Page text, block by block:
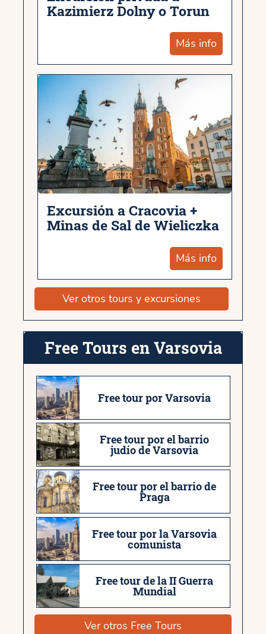
Kazimierz Dolny o Torun
Más info
Excursión a Cracovia +
Minas de Sal de Wieliczka
Más info
Ver otros tours y excursiones
Free Tours en Varsovia
Free tour por Varsovia
Free tour por el barrio
judío de Varsovia
Free tour por el barrio de
Praga
Free tour por la Varsovia
comunista
Free tour de la II Guerra
Mundial
Ver otros Free Tours